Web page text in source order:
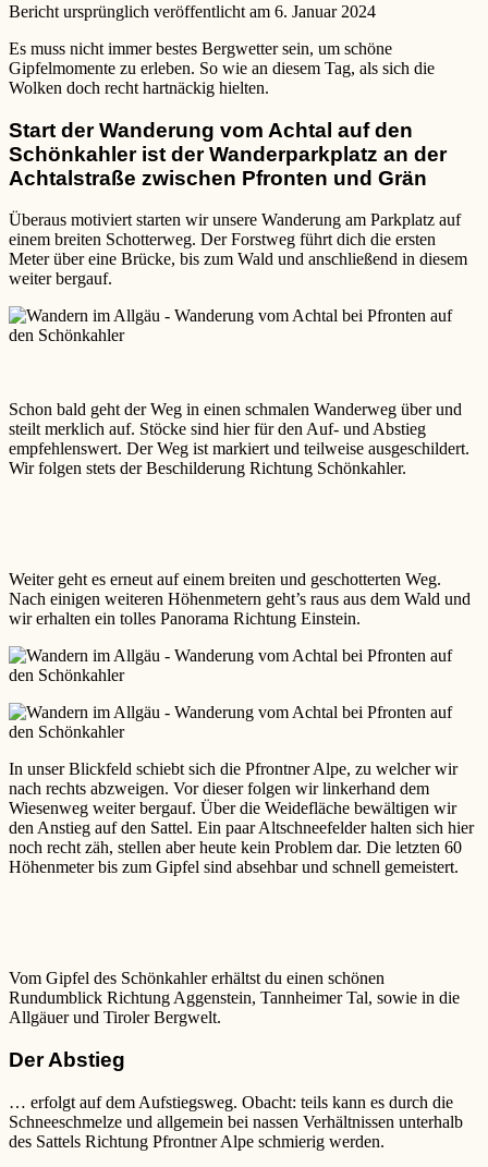
Bericht ursprünglich veröffentlicht am 6. Januar 2024
Es muss nicht immer bestes Bergwetter sein, um schöne
Gipfelmomente zu erleben. So wie an diesem Tag, als sich die
Wolken doch recht hartnäckig hielten.
Start der Wanderung vom Achtal auf den
Schönkahler ist der Wanderparkplatz an der
Achtalstraße zwischen Pfronten und Grän
Überaus motiviert starten wir unsere Wanderung am Parkplatz auf
einem breiten Schotterweg. Der Forstweg führt dich die ersten
Meter über eine Brücke, bis zum Wald und anschließend in diesem
weiter bergauf.
Schon bald geht der Weg in einen schmalen Wanderweg über und
steilt merklich auf. Stöcke sind hier für den Auf- und Abstieg
empfehlenswert. Der Weg ist markiert und teilweise ausgeschildert.
Wir folgen stets der Beschilderung Richtung Schönkahler.
Weiter geht es erneut auf einem breiten und geschotterten Weg.
Nach einigen weiteren Höhenmetern geht’s raus aus dem Wald und
wir erhalten ein tolles Panorama Richtung Einstein.
In unser Blickfeld schiebt sich die Pfrontner Alpe, zu welcher wir
nach rechts abzweigen. Vor dieser folgen wir linkerhand dem
Wiesenweg weiter bergauf. Über die Weidefläche bewältigen wir
den Anstieg auf den Sattel. Ein paar Altschneefelder halten sich hier
noch recht zäh, stellen aber heute kein Problem dar. Die letzten 60
Höhenmeter bis zum Gipfel sind absehbar und schnell gemeistert.
Vom Gipfel des Schönkahler erhältst du einen schönen
Rundumblick Richtung Aggenstein, Tannheimer Tal, sowie in die
Allgäuer und Tiroler Bergwelt.
Der Abstieg
… erfolgt auf dem Aufstiegsweg. Obacht: teils kann es durch die
Schneeschmelze und allgemein bei nassen Verhältnissen unterhalb
des Sattels Richtung Pfrontner Alpe schmierig werden.